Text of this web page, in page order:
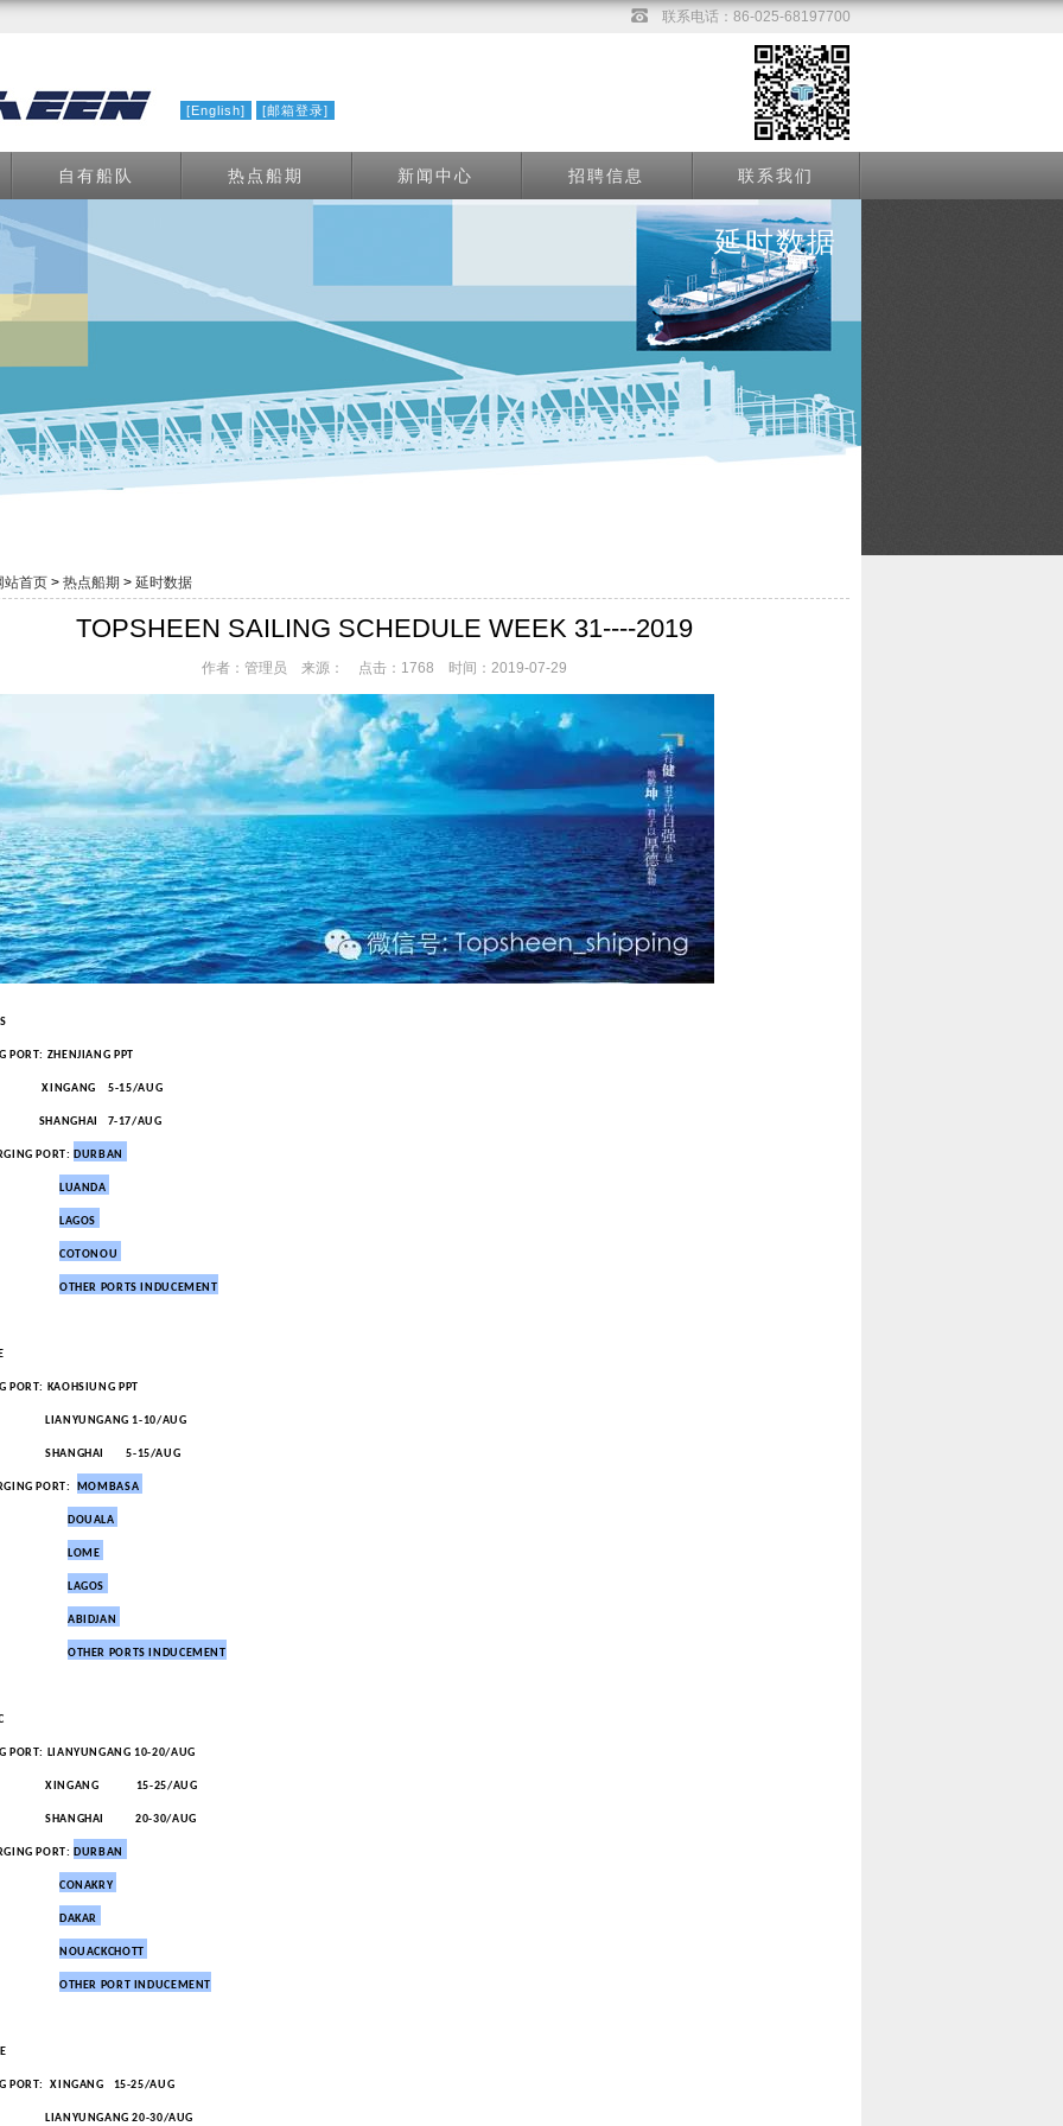
联系电话：86-025-68197700
[English] [邮箱登录]
自有船队 热点船期 新闻中心 招聘信息 联系我们
延时数据
站首页 > 热点船期 > 延时数据
TOPSHEEN SAILING SCHEDULE WEEK 31----2019
作者：管理员 来源： 点击：1768 时间：2019-07-29
PORT: ZHENJIANG PPT
5-15/AUG
7-17/AUG
PORT: DURBAN
LUANDA
LAGOS
COTONOU
OTHER PORTS INDUCEMENT
PORT: KAOHSIUNG PPT
1-10/AUG
5-15/AUG
PORT: MOMBASA
DOUALA
LOME
LAGOS
ABIDJAN
OTHER PORTS INDUCEMENT
PORT: LIANYUNGANG 10-20/AUG
15-25/AUG
20-30/AUG
PORT: DURBAN
CONAKRY
DAKAR
NOUACKCHOTT
OTHER PORT INDUCEMENT
PORT: XINGANG 15-25/AUG
20-30/AUG